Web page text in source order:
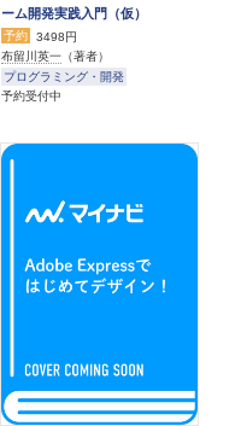
ーム開発実践入門（仮）
予約
3498円
布留川英一 （著者）
プログラミング・開発
予約受付中